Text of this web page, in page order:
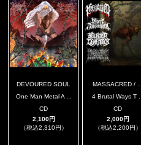
DEVOURED SOUL
One Man Metal A ...
CD
2,100円
（税込2,310円）
MASSACRED / ...
4 Brutal Ways T ...
CD
2,000円
（税込2,200円）